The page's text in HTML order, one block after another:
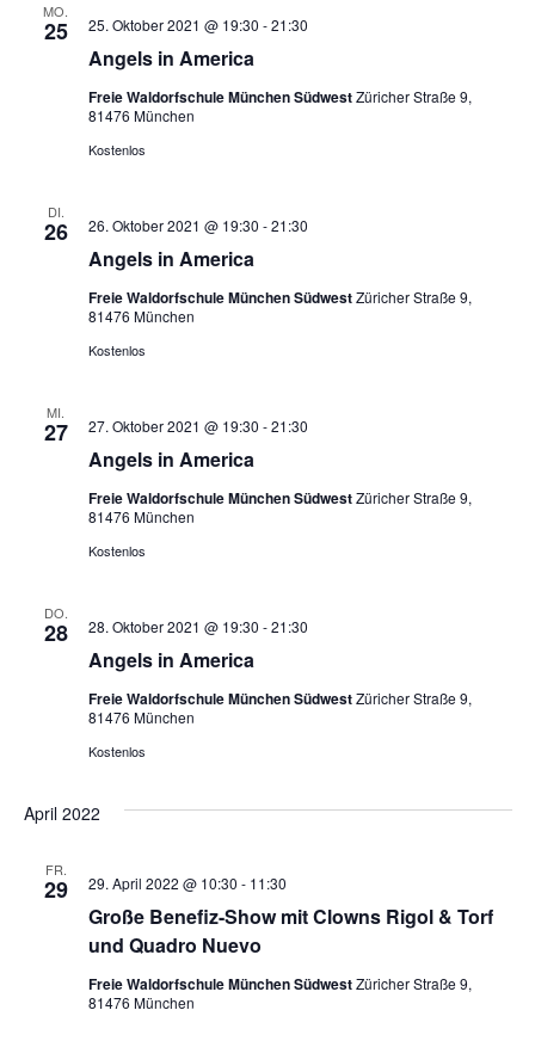
MO.
25
Angels in America
25. Oktober 2021 @ 19:30 -21:30
Freie Waldorfschule München SüdwestZüricher Straße 9,
81476 München
Kostenlos
DI.
26
Angels in America
26. Oktober 2021 @ 19:30 -21:30
Freie Waldorfschule München SüdwestZüricher Straße 9,
81476 München
Kostenlos
MI.
27
Angels in America
27. Oktober 2021 @ 19:30 -21:30
Freie Waldorfschule München SüdwestZüricher Straße 9,
81476 München
Kostenlos
DO.
28
Angels in America
28. Oktober 2021 @ 19:30 -21:30
Freie Waldorfschule München SüdwestZüricher Straße 9,
81476 München
Kostenlos
April 2022
FR.
29
Große Benefiz-Show mit Clowns Rigol & Torf
und Quadro Nuevo
29. April 2022 @ 10:30 - 11:30
Freie Waldorfschule München SüdwestZüricher Straße 9,
81476 München